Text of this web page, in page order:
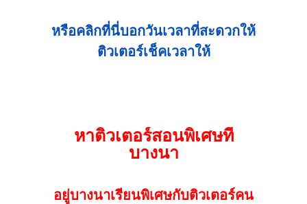
หรือคลิกที่นี่บอกวันเวลาที่สะดวกให้
ติวเตอร์เช็คเวลาให้
หาติวเตอร์สอนพิเศษที่
บางนา
อยู่บางนาเรียนพิเศษกับติวเตอร์คน